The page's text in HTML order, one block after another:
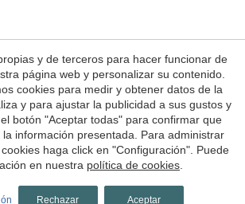
Aviso Legal
de uso de la web
Política de Cookies
© 1998 - 2026
Hotels de Catalunya
byiEstrategic
y de terceros para hacer funcionar de
página web y personalizar su contenido.
cookies para medir y obtener datos de la
y para ajustar la publicidad a sus gustos y
botón "Aceptar todas" para confirmar que
información presentada. Para administrar
haga click en "Configuración". Puede
en nuestra política de cookies
Rechazar Aceptar